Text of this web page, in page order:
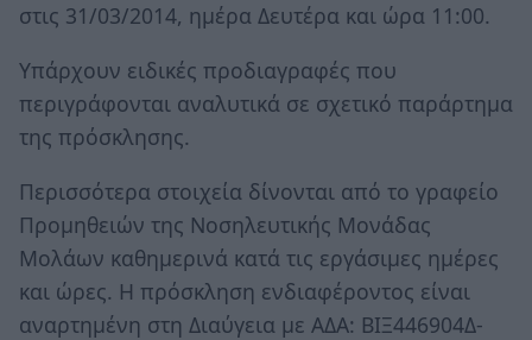
στις 31/03/2014, ημέρα Δευτέρα και ώρα 11:00.
Υπάρχουν ειδικές προδιαγραφές που
περιγράφονται αναλυτικά σε σχετικό παράρτημα
της πρόσκλησης.
Περισσότερα στοιχεία δίνονται από το γραφείο
Προμηθειών της Νοσηλευτικής Μονάδας
Μολάων καθημερινά κατά τις εργάσιμες ημέρες
και ώρες. Η πρόσκληση ενδιαφέροντος είναι
αναρτημένη στη Διαύγεια με ΑΔΑ: ΒΙΞ446904Δ-